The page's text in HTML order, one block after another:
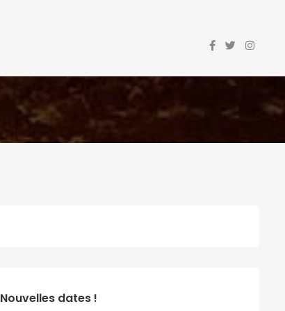
Nouvelles dates !